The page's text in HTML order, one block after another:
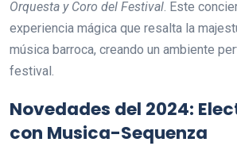
Orquesta y Coro del Festival . Este
experiencia mágica que resalta la
música barroca, creando un ambiente
festival.
Novedades del 2024:
con Musica-Sequenza